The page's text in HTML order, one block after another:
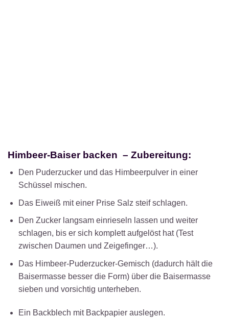
Himbeer-Baiser backen – Zubereitung:
Den Puderzucker und das Himbeerpulver in einer
Schüssel mischen.
Das Eiweiß mit einer Prise Salz steif schlagen.
Den Zucker langsam einrieseln lassen und weiter
schlagen, bis er sich komplett aufgelöst hat (Test
zwischen Daumen und Zeigefinger…).
Das Himbeer-Puderzucker-Gemisch (dadurch hält die
Baisermasse besser die Form) über die Baisermasse
sieben und vorsichtig unterheben.
Ein Backblech mit Backpapier auslegen.